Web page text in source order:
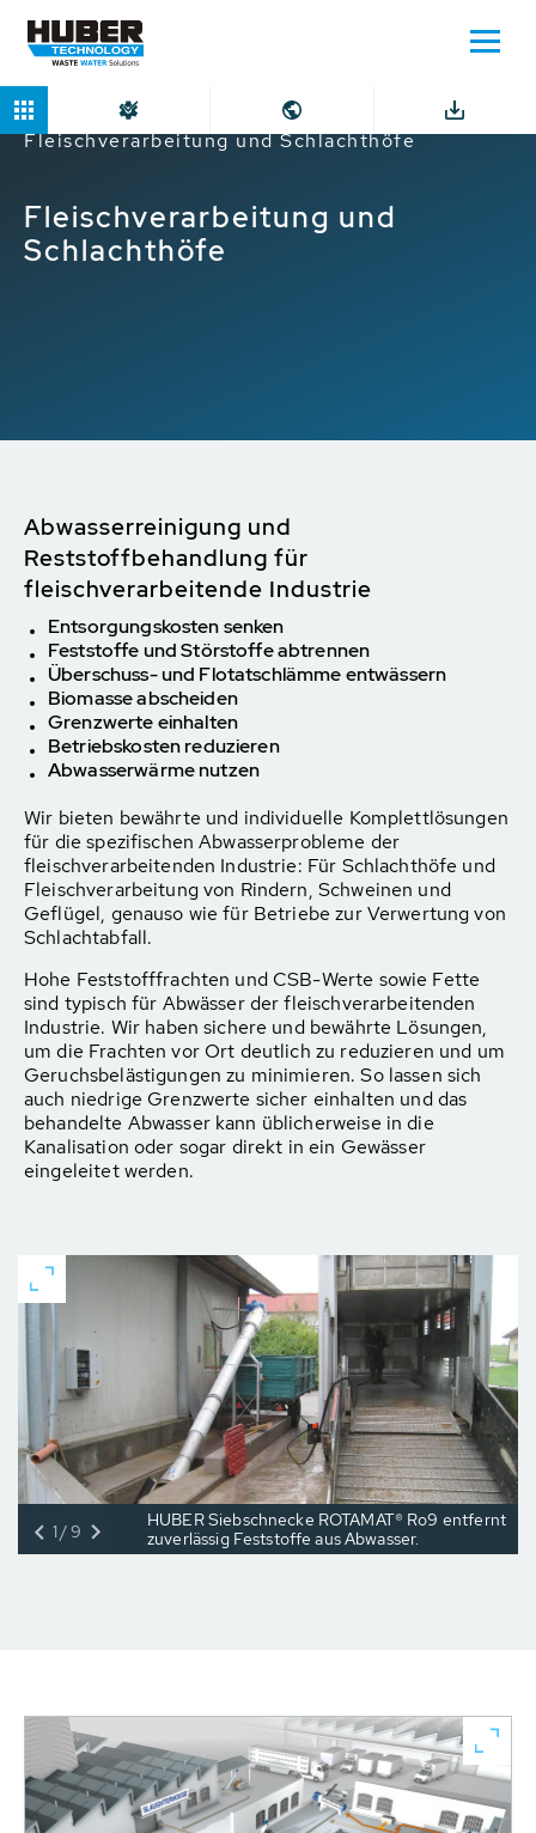
Home Märkte
Industriebetriebe
Fleischverarbeitung und Schlachthöfe
Fleischverarbeitung und
Schlachthöfe
Abwasserreinigung und
Reststoffbehandlung für
fleischverarbeitende Industrie
Entsorgungskosten senken
Feststoffe und Störstoffe abtrennen
Überschuss- und Flotatschlämme entwässern
Biomasse abscheiden
Grenzwerte einhalten
Betriebskosten reduzieren
Abwasserwärme nutzen
Wir bieten bewährte und individuelle Komplettlösungen
für die spezifischen Abwasserprobleme der
fleischverarbeitenden Industrie: Für Schlachthöfe und
Fleischverarbeitung von Rindern, Schweinen und
Geflügel, genauso wie für Betriebe zur Verwertung von
Schlachtabfall.
Hohe Feststofffrachten und CSB-Werte sowie Fette
sind typisch für Abwässer der fleischverarbeitenden
Industrie. Wir haben sichere und bewährte Lösungen,
um die Frachten vor Ort deutlich zu reduzieren und um
Geruchsbelästigungen zu minimieren. So lassen sich
auch niedrige Grenzwerte sicher einhalten und das
behandelte Abwasser kann üblicherweise in die
Kanalisation oder sogar direkt in ein Gewässer
eingeleitet werden.
HUBER Siebschnecke ROTAMAT® Ro9 entfernt
zuverlässig Feststoffe aus Abwasser.
1/9